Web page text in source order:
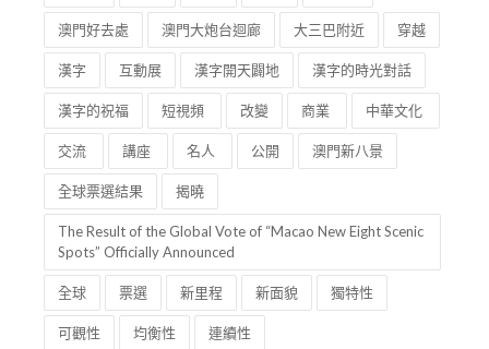
澳門好去處 澳門大炮台迴廊 大三巴附近 穿越
漢字 互動展 漢字開天闢地 漢字的時光對話
漢字的祝福 短視頻 改變 商業 中華文化
交流 講座 名人 公開 澳門新八景
全球票選結果 揭曉
The Result of the Global Vote of “Macao New Eight Scenic
Spots” Officially Announced
全球 票選 新里程 新面貌 獨特性
可觀性 均衡性 連續性